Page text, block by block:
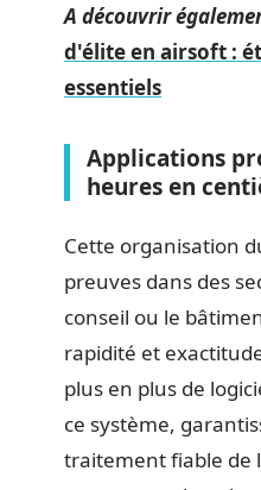
A découvrir
d'élite en airsoft :
essentiels
Applications
heures en
Cette organisation
preuves dans des
conseil ou le
rapidité et
plus en plus de
ce système,
traitement fiable de